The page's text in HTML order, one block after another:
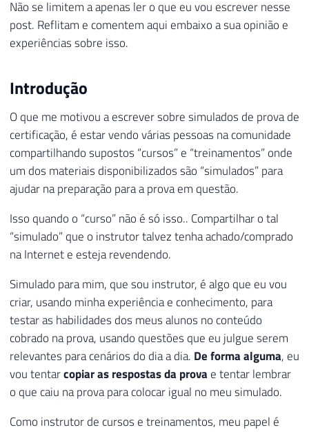
Não se limitem a apenas ler o que eu vou escrever nesse
post. Reflitam e comentem aqui embaixo a sua opinião e
experiências sobre isso.
Introdução
O que me motivou a escrever sobre simulados de prova de
certificação, é estar vendo várias pessoas na comunidade
compartilhando supostos “cursos” e “treinamentos” onde
um dos materiais disponibilizados são “simulados” para
ajudar na preparação para a prova em questão.
Isso quando o “curso” não é só isso.. Compartilhar o tal
“simulado” que o instrutor talvez tenha achado/comprado
na Internet e esteja revendendo.
Simulado para mim, que sou instrutor, é algo que eu vou
criar, usando minha experiência e conhecimento, para
testar as habilidades dos meus alunos no conteúdo
cobrado na prova, usando questões que eu julgue serem
relevantes para cenários do dia a dia. De forma alguma, eu
vou tentarcopiar as respostas da prova e tentar lembrar
o que caiu na prova para colocar igual no meu simulado.
Como instrutor de cursos e treinamentos, meu papel é